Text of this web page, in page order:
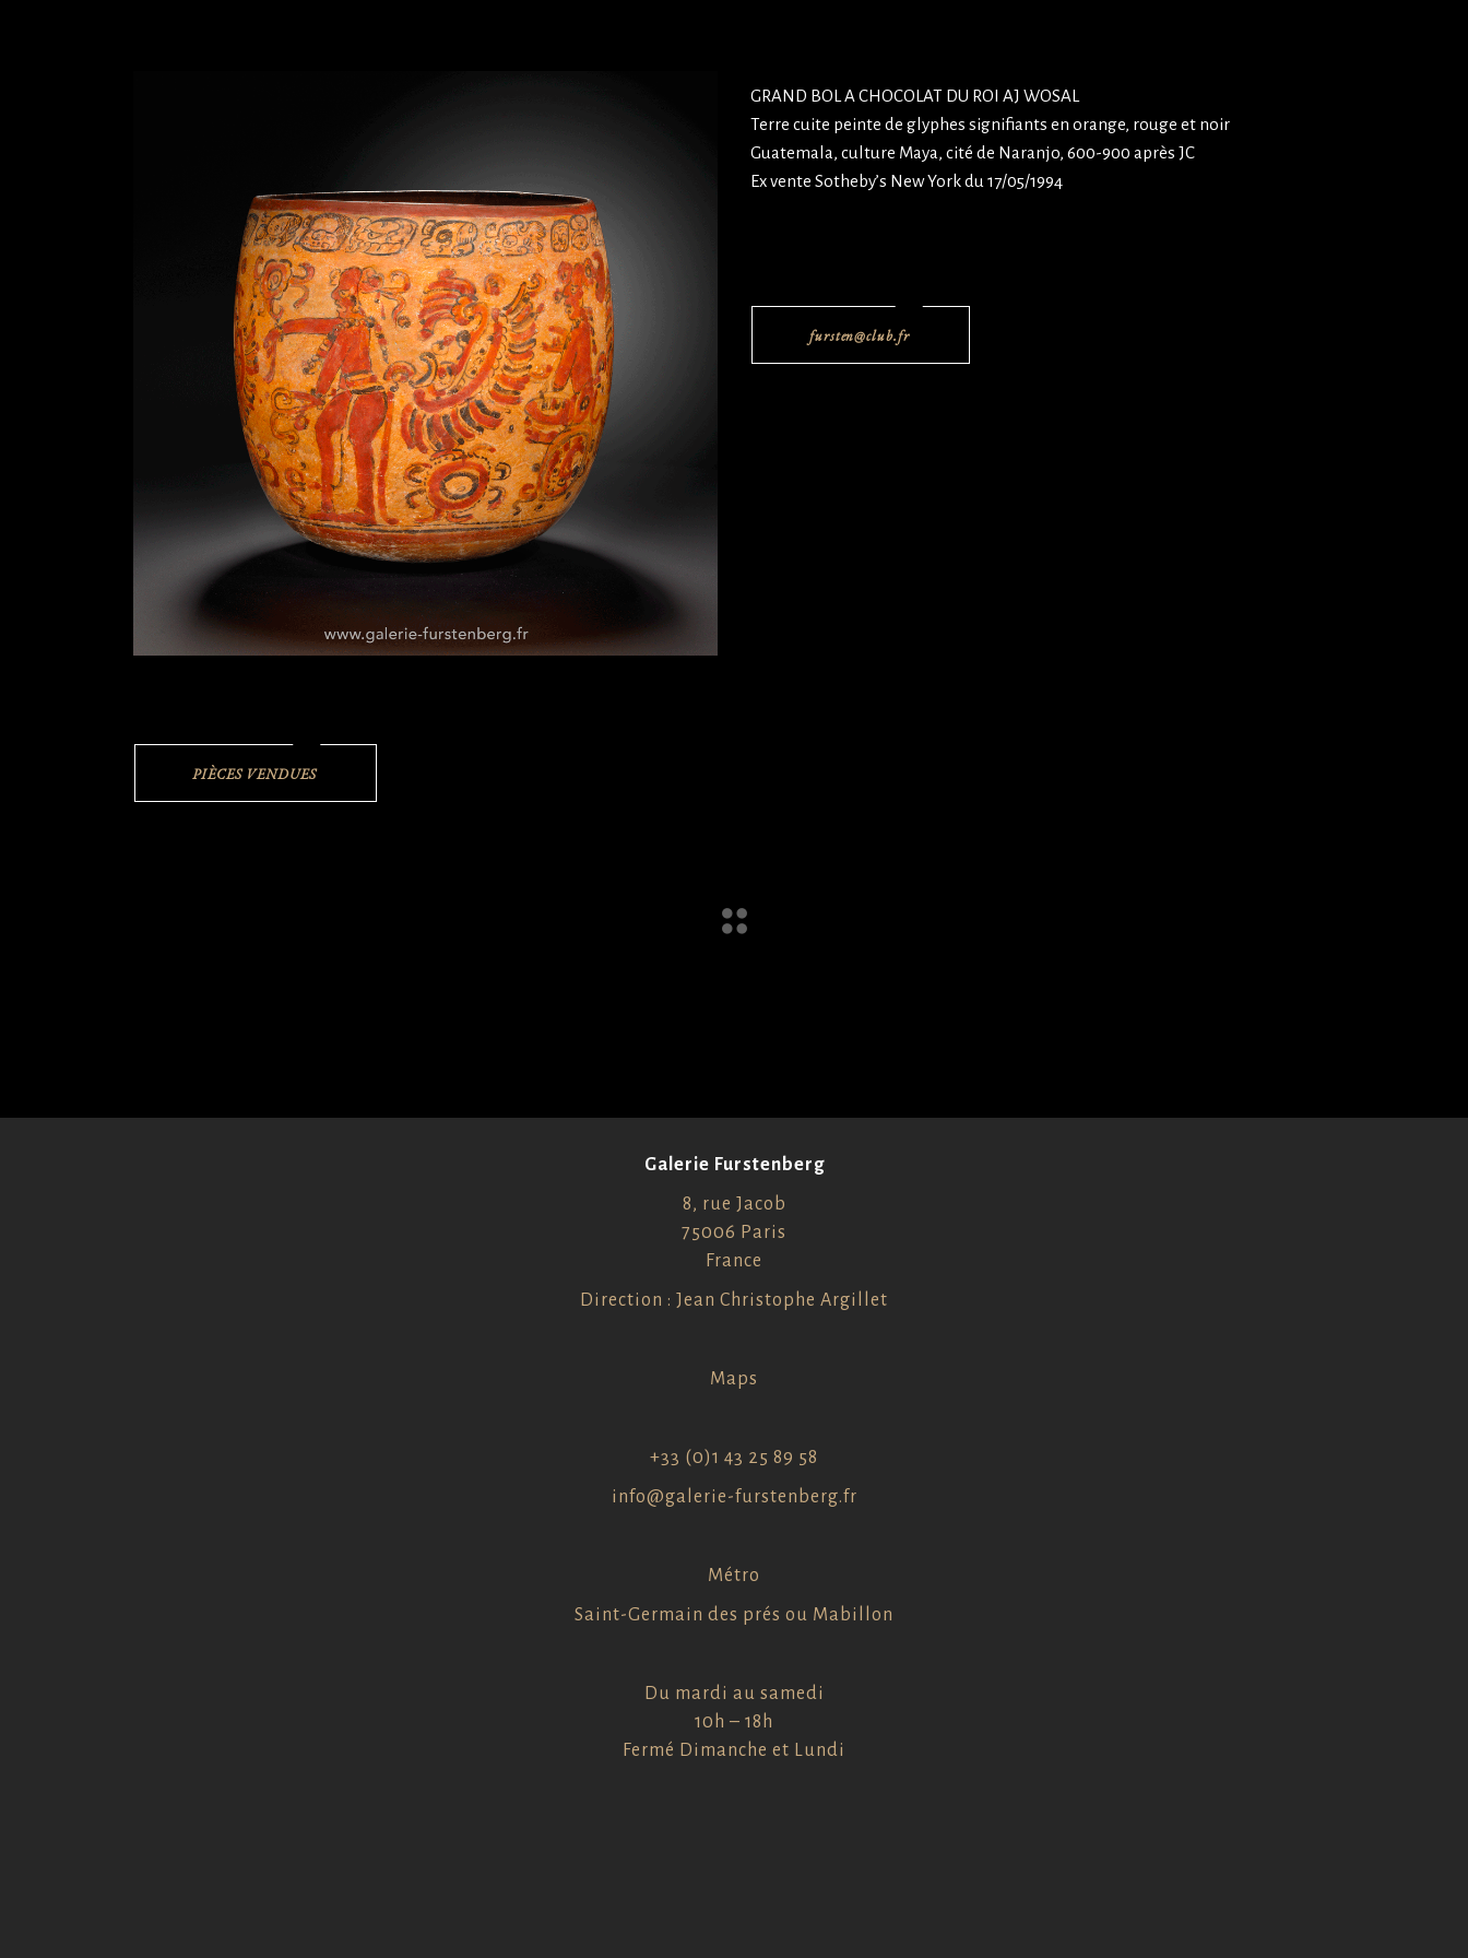
GRAND BOL A CHOCOLAT DU ROI AJ WOSAL
Terre cuite peinte de glyphes signifiants en orange, rouge et noir
Guatemala, culture Maya, cité de Naranjo, 600-900 après JC
Ex vente Sotheby’s New York du 17/05/1994
fursten@club.fr
PIÈCES VENDUES
Galerie Furstenberg
8, rue Jacob
75006 Paris
France
Direction : Jean Christophe Argillet
Maps
+33 (0)1 43 25 89 58
info@galerie-furstenberg.fr
Métro
Saint-Germain des prés ou Mabillon
Du mardi au samedi
10h – 18h
Fermé Dimanche et Lundi